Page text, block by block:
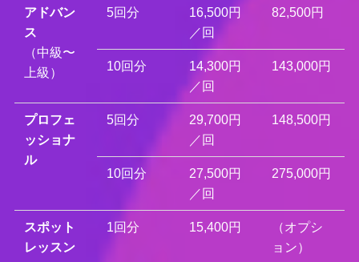
アドバン
ス
（中級〜
上級）
5回分
16,500円
／回
82,500円
10回分
14,300円
／回
143,000円
プロフェ
ッショナ
ル
5回分
29,700円
／回
148,500円
10回分
27,500円
／回
275,000円
スポット
レッスン
1回分 15,400円
（オプシ
ョン）